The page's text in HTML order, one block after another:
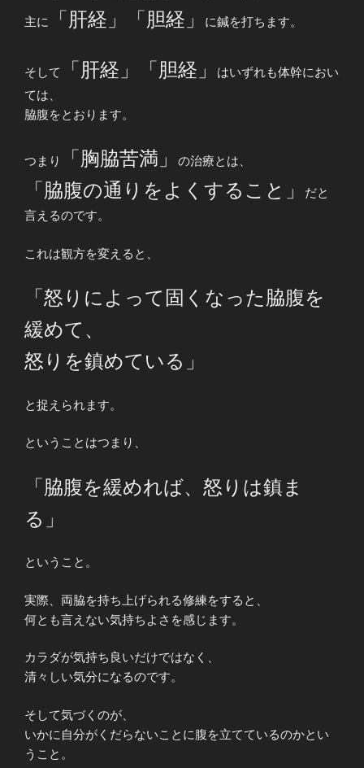
主に 「肝経」「胆経」 に鍼を打ちます。
そして 「肝経」「胆経」
はいずれも体幹におい
ては、
脇腹をとおります。
つまり 「胸脇苦満」 の治療とは、
「脇腹の通りをよくすること」
だと
言えるのです。
これは観方を変えると、
「怒りによって固くなった脇腹を
緩めて、
怒りを鎮めている」
と捉えられます。
ということはつまり、
「脇腹を緩めれば、怒りは鎮ま
る」
ということ。
実際、両脇を持ち上げられる修練をすると、
何とも言えない気持ちよさを感じます。
カラダが気持ち良いだけではなく、
清々しい気分になるのです。
そして気づくのが、
いかに自分がくだらないことに腹を立てているのかとい
うこと。